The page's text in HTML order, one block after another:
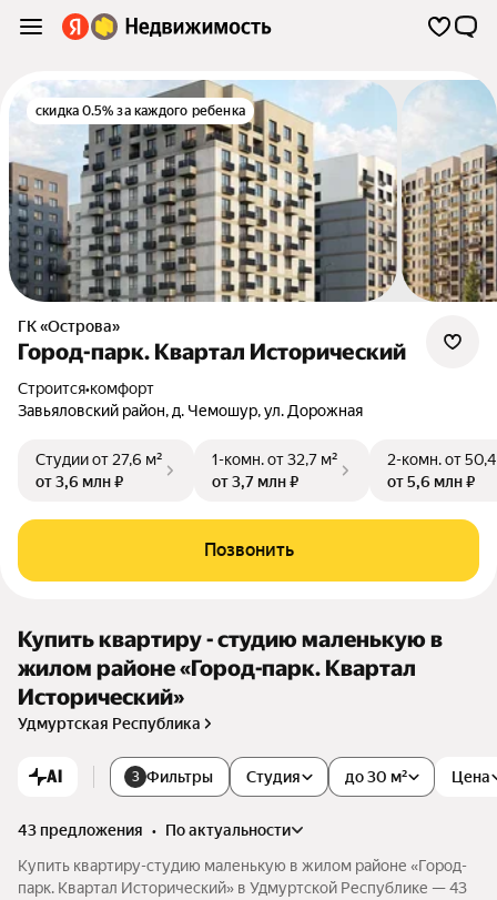
скидка 0.5% за каждого ребенка
ГК «Острова»
Город-парк. Квартал Исторический
Строится•комфорт
Завьяловский район, д. Чемошур,ул. Дорожная
Студииот 27,6 м²
от 3,6 млн ₽
1-комн.от 32,7 м²
от 3,7 млн ₽
2-комн.от
от 5,6 млн ₽
Позвонить
Купить квартиру - студию маленькую в
жилом районе «Город-парк. Квартал
Исторический»
Удмуртская Республика
AI 3 Фильтры Студия Цена
до 30 м²
43 предложения •
по актуальности
Купить квартиру-студию маленькую в жилом районе «Город-
парк. Квартал Исторический» в Удмуртской Республике — 43